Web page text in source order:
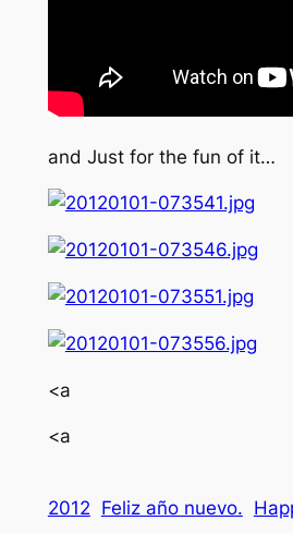
and Just for the fun of it…
<a
<a
2012 Feliz año nuevo.